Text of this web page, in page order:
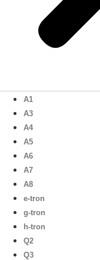
A1
A3
A4
A5
A6
A7
A8
e-tron
g-tron
h-tron
Q2
Q3